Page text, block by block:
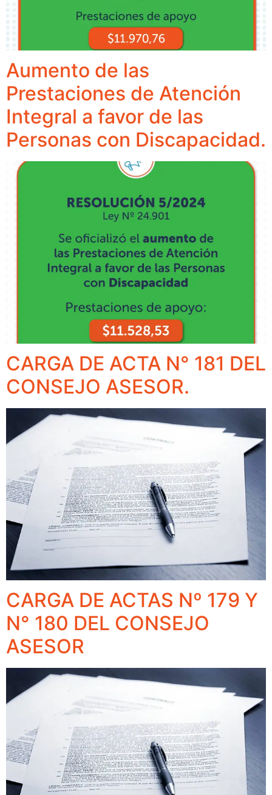
Aumento de las
Prestaciones de Atención
Integral a favor de las
Personas con Discapacidad.
CARGA DE ACTA N° 181 DEL
CONSEJO ASESOR.
CARGA DE ACTAS Nº 179 Y
N° 180 DEL CONSEJO
ASESOR